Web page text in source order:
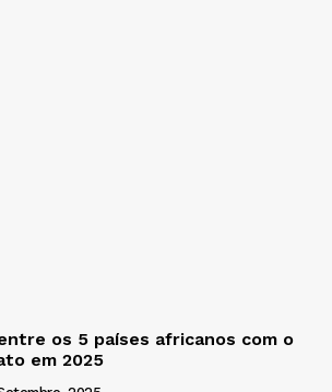
os 5 países africanos com o
em 2025